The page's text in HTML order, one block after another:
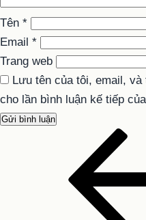
Tên *
Email *
Trang web
Lưu tên của tôi, email,
cho lần bình luận kế tiếp